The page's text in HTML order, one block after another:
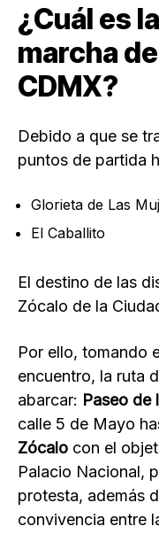
¿Cuál es
marcha
CDMX?
Debido a que se
puntos de partida
Glorieta de Las
El Caballito
El destino de las
Zócalo de la
Por ello, tomando
encuentro, la ruta
abarcar: Paseo de
calle 5 de Mayo
Zócalo con el
Palacio Nacional,
protesta, además
convivencia entre